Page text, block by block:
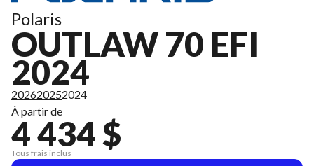
Polaris
OUTLAW 70 EFI
2024
202620252024
À partir de
4 434 $
Tous frais inclus